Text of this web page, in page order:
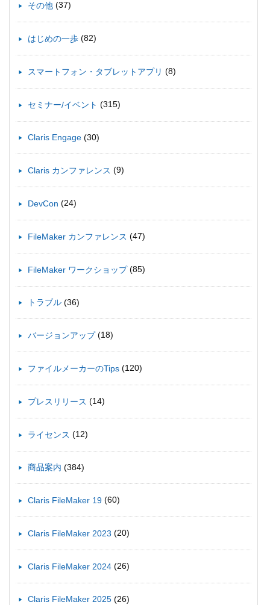
その他 (37)
はじめの一歩 (82)
スマートフォン・タブレットアプリ (8)
セミナー/イベント (315)
Claris Engage (30)
Claris カンファレンス (9)
DevCon (24)
FileMaker カンファレンス (47)
FileMaker ワークショップ(85)
トラブル (36)
バージョンアップ(18)
ファイルメーカーのTips (120)
プレスリリース (14)
ライセンス (12)
商品案内 (384)
Claris FileMaker 19 (60)
Claris FileMaker 2023 (20)
Claris FileMaker 2024 (26)
Claris FileMaker 2025 (26)